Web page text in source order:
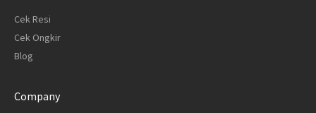
Cek Resi
Cek Ongkir
Blog
Company